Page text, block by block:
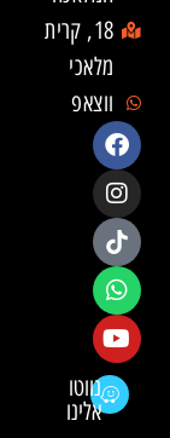
18, קרית
מלאכי
ווצאפ
נווטו
אלינו